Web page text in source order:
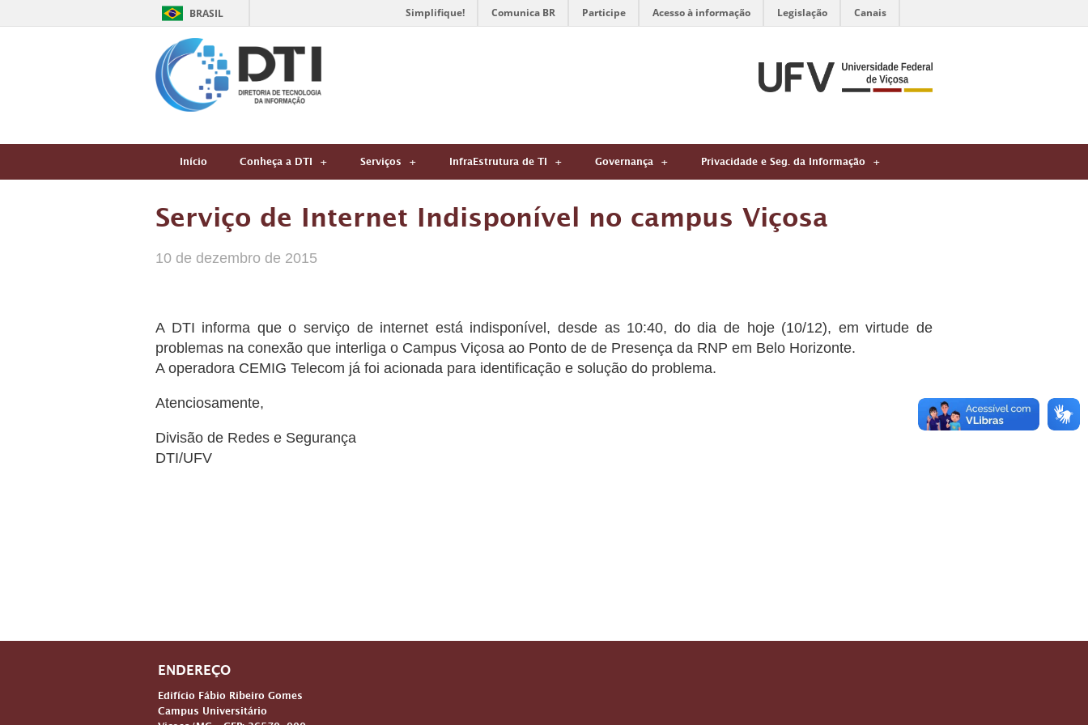
BRASIL Simplifique! Comunica BR Participe Acesso à informação Legislação Canais
Início Conheça a DTI Serviços InfraEstrutura de TI Governança Privacidade e Seg. da Informação
Serviço de Internet Indisponível no campus Viçosa
10 de dezembro de 2015
A DTI informa que o serviço de internet está indisponível, desde as 10:40, do dia de hoje (10/12), em virtude de
problemas na conexão que interliga o Campus Viçosa ao Ponto de de Presença da RNP em Belo Horizonte.
A operadora CEMIG Telecom já foi acionada para identificação e solução do problema.
Atenciosamente,
Divisão de Redes e Segurança
DTI/UFV
ENDEREÇO
Edifício Fábio Ribeiro Gomes
Campus Universitário